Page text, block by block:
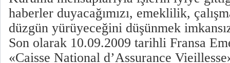
haberler duyacağımızı, emeklilik,
düzgün yürüyeceğini düşünmek
Son olarak 10.09.2009 tarihli Fransa
«Caisse National d’Assurance